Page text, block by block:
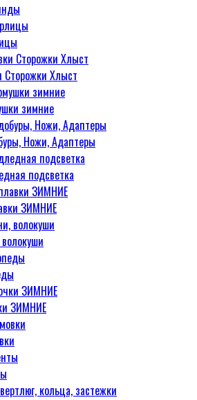
Сторожки Хлыст
зимние
Ножи, Адаптеры
подсветка
ЗИМНИЕ
ЗИМНИЕ